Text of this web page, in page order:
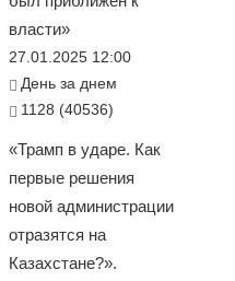
власти»
27.01.2025 12:00
День за днем
1128 (40536)
«Трамп в ударе. Как
первые решения
новой администрации
отразятся на
Казахстане?».